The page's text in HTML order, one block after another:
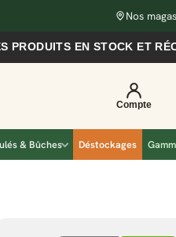
Nos
EN STOCK ET
& Bûches Déstockages